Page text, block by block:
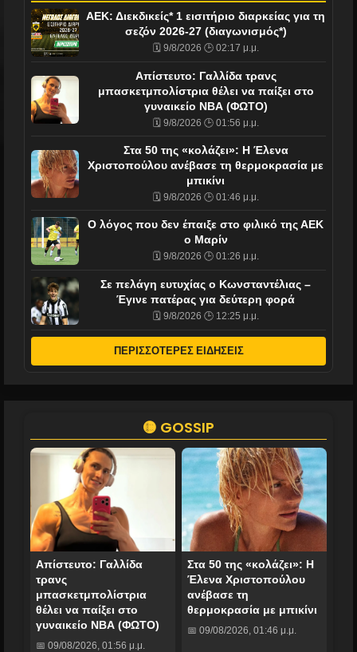
ΑΕΚ: Διεκδικείς* 1 εισιτήριο διαρκείας για τη
σεζόν 2026-27 (διαγωνισμός*)
🗓️ 9/8/2026 🕒 02:17 μ.μ.
Απίστευτο: Γαλλίδα τρανς
μπασκετμπολίστρια θέλει να παίξει στο
γυναικείο ΝΒΑ (ΦΩΤΟ)
🗓️ 9/8/2026 🕒 01:56 μ.μ.
Στα 50 της «κολάζει»: Η Έλενα
Χριστοπούλου ανέβασε τη θερμοκρασία με
μπικίνι
🗓️ 9/8/2026 🕒 01:46 μ.μ.
Ο λόγος που δεν έπαιξε στο φιλικό της ΑΕΚ
ο Μαρίν
🗓️ 9/8/2026 🕒 01:26 μ.μ.
Σε πελάγη ευτυχίας ο Κωνσταντέλιας –
Έγινε πατέρας για δεύτερη φορά
🗓️ 9/8/2026 🕒 12:25 μ.μ.
ΠΕΡΙΣΣΟΤΕΡΕΣ ΕΙΔΗΣΕΙΣ
🟡 GOSSIP
Απίστευτο: Γαλλίδα
τρανς
μπασκετμπολίστρια
θέλει να παίξει στο
γυναικείο ΝΒΑ (ΦΩΤΟ)
📅 09/08/2026, 01:56 μ.μ.
Στα 50 της «κολάζει»: Η
Έλενα Χριστοπούλου
ανέβασε τη
θερμοκρασία με μπικίνι
📅 09/08/2026, 01:46 μ.μ.